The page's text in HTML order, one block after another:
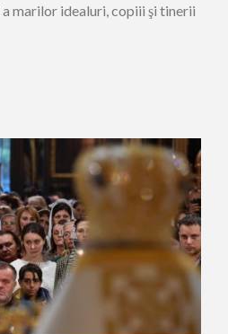
marilor idealuri, copiii şi tinerii